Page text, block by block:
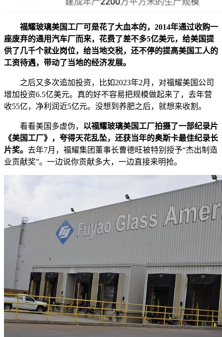
福耀玻璃美国工厂可是花了大血本的，2014年通过收购一
座废弃的通用汽车厂而来，花费了差不多5亿美元，给美国提
供了几千个就业岗位，给当地交税，还不停的提高美国工人的
工资待遇，带动了当地的经济发展。
之后又多次追加投资，比如2023年2月，对福耀美国公司
增加投资6.5亿美元。真的好不容易把规模做起来了，去年营
收55亿，净利润近5亿元。没想到养肥之后，就想来收割。
看看美国多虚伪， 以福耀玻璃美国工厂拍摄了一部纪录片
《美国工厂》，夸得天花乱坠，还获当年的奥斯卡最佳纪录长
片奖。 去年7月，福耀集团董事长曹德旺被特别授予“杰出制造
业贡献奖”。一边说你贡献多大，一边直接来明抢。